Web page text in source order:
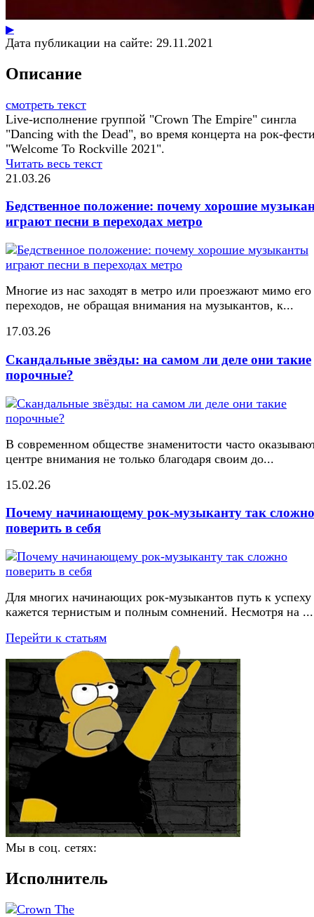
▶
Дата публикации на сайте: 29.11.2021
Описание
смотреть текст
Live-исполнение группой "Crown The Empire" сингла
"Dancing with the Dead", во время концерта на рок-
"Welcome To Rockville 2021".
Читать весь текст
21.03.26
Бедственное положение: почему хорошие
играют песни в переходах метро
Многие из нас заходят в метро или проезжают мимо его
переходов, не обращая внимания на музыкантов, к...
17.03.26
Скандальные звёзды: на самом ли деле они такие
порочные?
В современном обществе знаменитости часто
центре внимания не только благодаря своим до...
15.02.26
Почему начинающему рок-музыканту так сложно
поверить в себя
Для многих начинающих рок-музыкантов путь к успеху
кажется тернистым и полным сомнений. Несмотря на ...
Перейти к статьям
Мы в соц. сетях:
Исполнитель